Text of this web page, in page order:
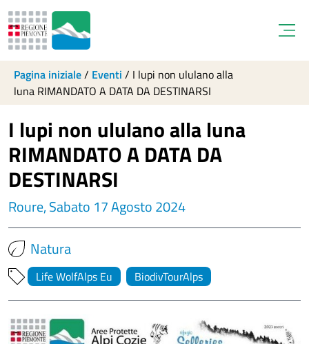
Pagina iniziale/ Eventi / I lupi non ululano alla
luna RIMANDATO A DATA DA DESTINARSI
I lupi non ululano alla luna
RIMANDATO A DATA DA
DESTINARSI
Roure, Sabato 17 Agosto 2024
Natura
Life WolfAlps Eu BiodivTourAlps